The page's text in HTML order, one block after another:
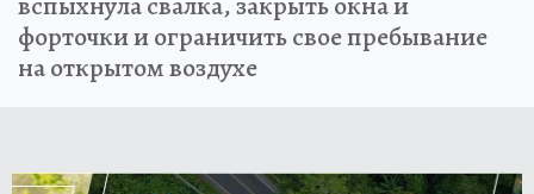
форточки и ограничить свое пребывание
на открытом воздухе